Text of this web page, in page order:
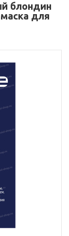
блондин
для